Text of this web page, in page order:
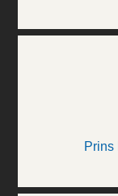
Prins